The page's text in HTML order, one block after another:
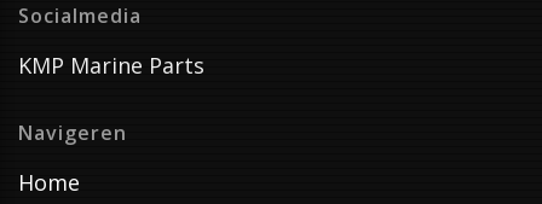
Socialmedia
KMP Marine Parts
Navigeren
Home